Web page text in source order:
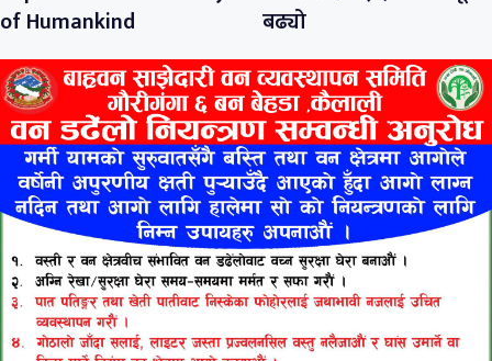
of Humankind
बढ्यो